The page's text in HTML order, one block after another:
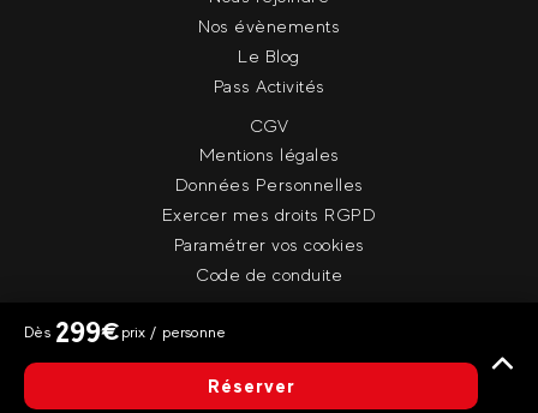
Dès 299€ prix / personne
Réserver
Nos évènements
Le Blog
Pass Activités
CGV
Mentions légales
Données Personnelles
Exercer mes droits RGPD
Paramétrer vos cookies
Code de conduite
© Evolution 2